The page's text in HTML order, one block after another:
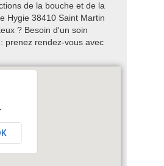
de la bouche et de la
Hygie 38410 Saint Martin
? Besoin d'un soin
prenez rendez-vous avec